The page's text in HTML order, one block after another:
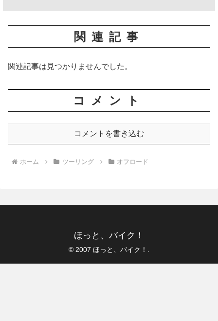
関連記事
関連記事は見つかりませんでした。
コメント
コメントを書き込む
ホーム ツーリング オフロード
ほっと、バイク！
© 2007 ほっと、バイク！.